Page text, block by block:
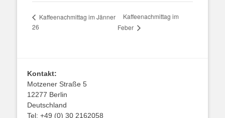
Kaffeenachmittag im Jänner
26
Kaffeenachmittag im
Feber
Kontakt:
Motzener Straße 5
12277 Berlin
Deutschland
Tel: +49 (0) 30 2162058